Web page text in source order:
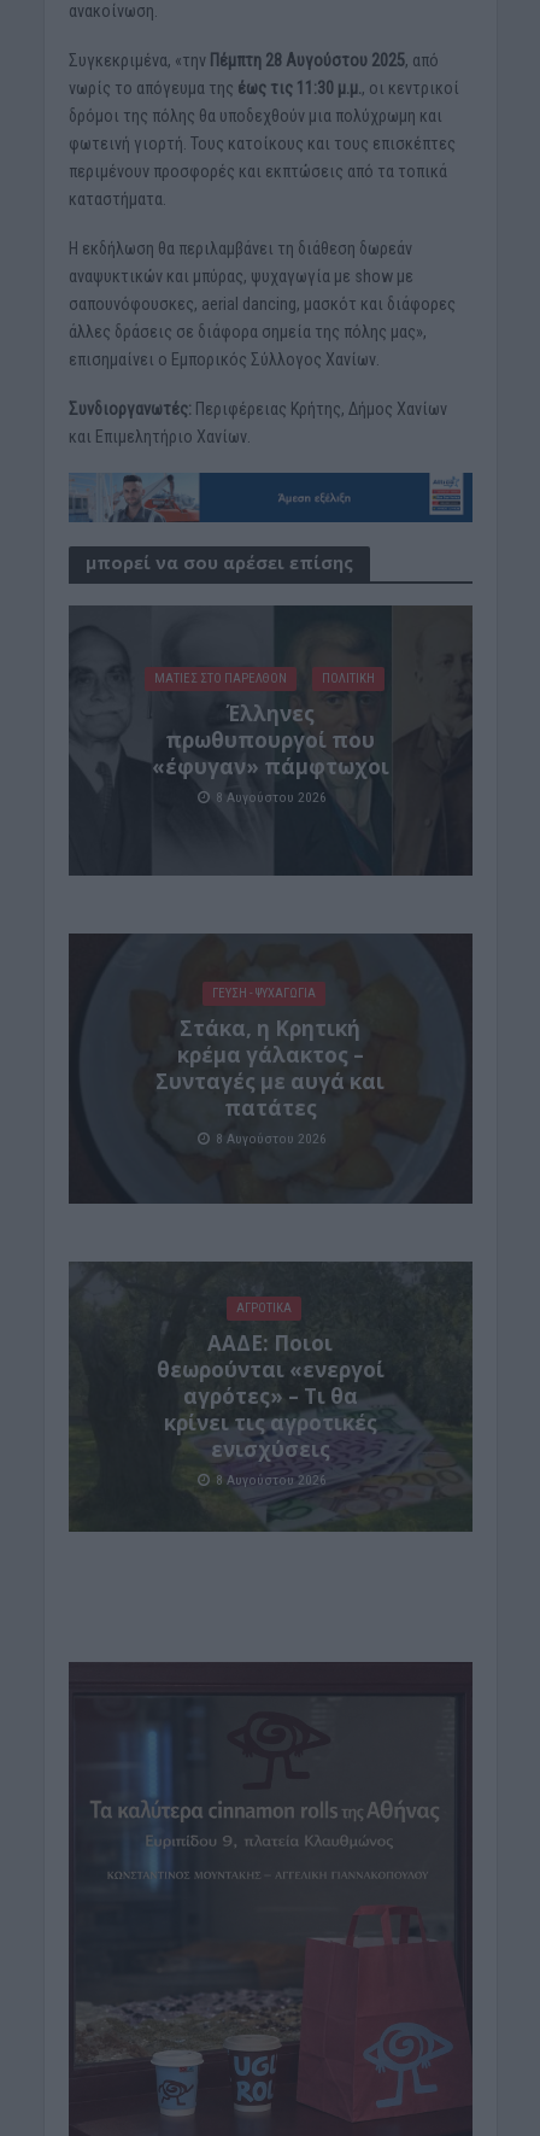
ανακοίνωση.
Συγκεκριμένα, «τηνΠέμπτη 28 Αυγούστου 2025, από
νωρίς το απόγευμα της έως τις 11:30 μ.μ., οι κεντρικοί
δρόμοι της πόλης θα υποδεχθούν μια πολύχρωμη και
φωτεινή γιορτή. Τους κατοίκους και τους επισκέπτες
περιμένουν προσφορές και εκπτώσεις από τα τοπικά
καταστήματα.
Η εκδήλωση θα περιλαμβάνει τη διάθεση δωρεάν
αναψυκτικών και μπύρας, ψυχαγωγία με show με
σαπουνόφουσκες, aerial dancing, μασκότ και διάφορες
άλλες δράσεις σε διάφορα σημεία της πόλης μας»,
επισημαίνει ο Εμπορικός Σύλλογος Χανίων.
Συνδιοργανωτές: Περιφέρειας Κρήτης, Δήμος Χανίων
και Επιμελητήριο Χανίων.
μπορεί να σου αρέσει επίσης
ΜΑΤΙΕΣ ΣΤΟ ΠΑΡΕΛΘΟΝ ΠΟΛΙΤΙΚΗ
Έλληνες
πρωθυπουργοί που
«έφυγαν» πάμφτωχοι
8 Αυγούστου 2026
ΓΕΎΣΗ - ΨΥΧΑΓΩΓΊΑ
Στάκα, η Κρητική
κρέμα γάλακτος –
Συνταγές με αυγά και
πατάτες
8 Αυγούστου 2026
ΑΓΡΟΤΙΚΑ
ΑΑΔΕ: Ποιοι
θεωρούνται «ενεργοί
αγρότες» – Τι θα
κρίνει τις αγροτικές
ενισχύσεις
8 Αυγούστου 2026